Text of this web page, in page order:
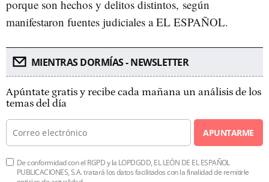
porque son hechos y delitos distintos, según
manifestaron fuentes judiciales a EL ESPAÑOL.
MIENTRAS DORMÍAS - NEWSLETTER
Apúntate gratis y recibe cada mañana un análisis de los
temas del día
APUNTARME
De conformidad con el RGPD y la LOPDGDD, EL LEÓN DE EL ESPAÑOL
PUBLICACIONES, S.A. tratará los datos facilitados con la finalidad de remitirle